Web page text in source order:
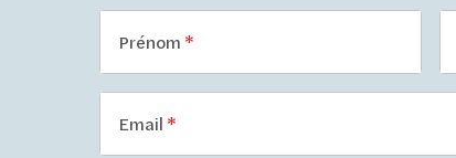
Prénom
Email